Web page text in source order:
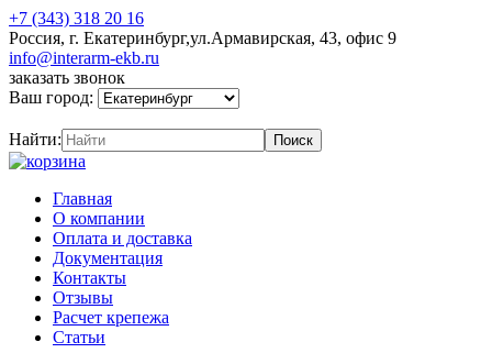
+7 (343) 318 20 16
Россия, г. Екатеринбург,ул.Армавирская, 43, офис 9
info@interarm-ekb.ru
заказать звонок
Ваш город:
Найти:
Главная
О компании
Оплата и доставка
Документация
Контакты
Отзывы
Расчет крепежа
Статьи